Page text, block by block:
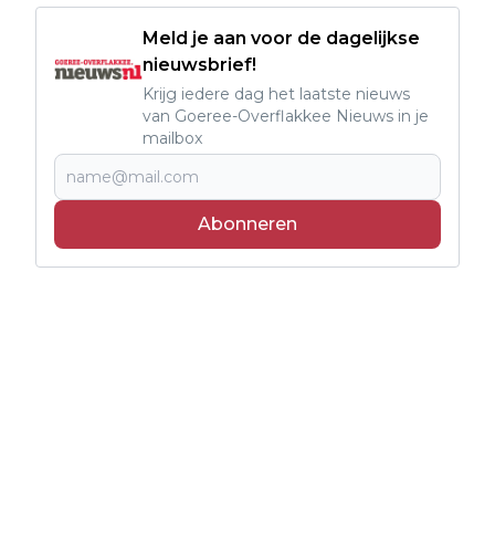
Meld je aan voor de dagelijkse
nieuwsbrief!
Krijg iedere dag het laatste nieuws
van Goeree-Overflakkee Nieuws in je
mailbox
Abonneren